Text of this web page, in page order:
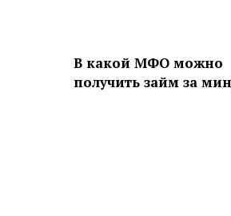
В какой МФО можно
получить займ за